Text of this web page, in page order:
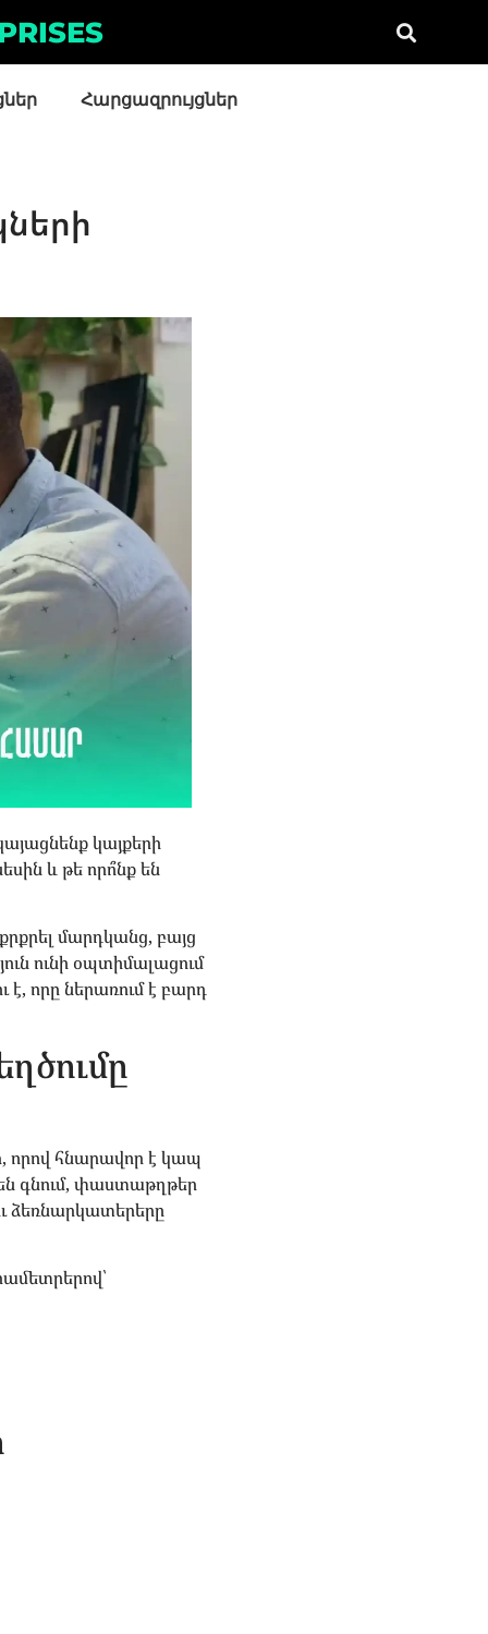
Հարցազրույցներ
կայքերի
և թե որո՞նք են
մարդկանց, բայց
ունի օպտիմալացում
որը ներառում է բարդ
որով հնարավոր է կապ
գնում, փաստաթղթեր
ձեռնարկատերերը